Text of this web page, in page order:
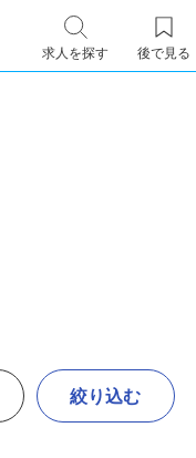
求人を探す 後で見る
絞り込む